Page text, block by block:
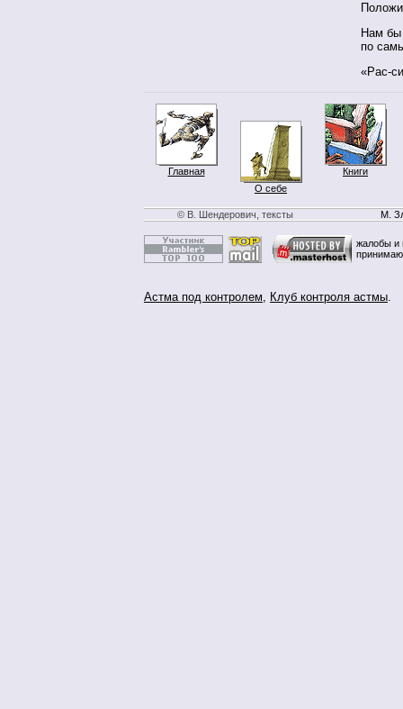
Нам бы
по
«Рас-
Главная
О себе
Книги
© В. Шендерович, тексты М.
жалобы и
Астма под контролем, Клуб контроля астмы.